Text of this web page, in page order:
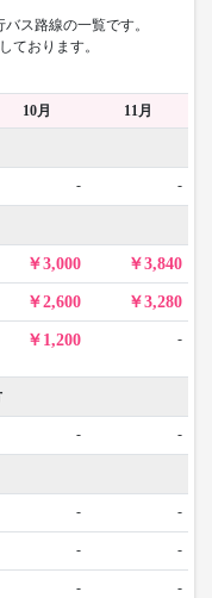
ス路線の一覧です。
ております。
10月 11月
- -
3,000 3,840
2,600 3,280
1,200 -
- -
- -
- -
- -